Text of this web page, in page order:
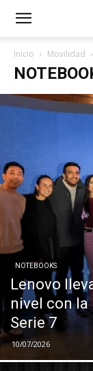
Inicio Movilidad
NOTEBOOKS
Lenovo
nivel con la
Serie 7
10/07/2026